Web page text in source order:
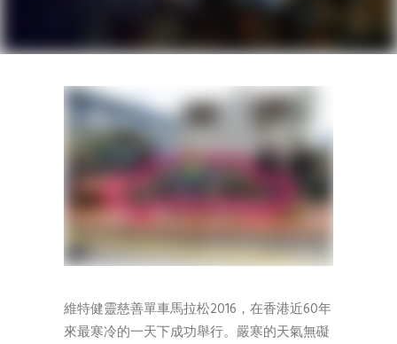
SEARCH
維特健靈慈善單車馬拉松2016，在香港近60年
來最寒冷的一天下成功舉行。嚴寒的天氣無礙